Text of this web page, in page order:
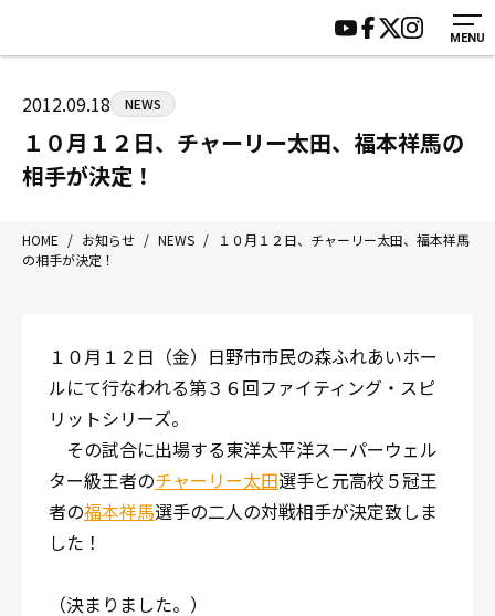
MENU
〒192-0072 東京都八王子市南町3-8 第2原嶋ビル1F
Tel/Fax：042-622-7222
営業時間：月〜土 14:00〜22:00 / 日・祝 14:00〜19:00
HOME
ジムについて
トレーニング
アマ・スパー各大会・キッズ
入会案内
見学・1日体験
施設紹介
会員様の声
サポーター募集
2012.09.18 NEWS
１０月１２日、チャーリー太田、福本祥馬の
相手が決定！
HOME / お知らせ / NEWS /
１０月１２日、チャーリー太田、福本祥馬
の相手が決定！
１０月１２日（金）日野市市民の森ふれあいホー
ルにて行なわれる第３６回ファイティング・スピ
リットシリーズ。
その試合に出場する東洋太平洋スーパーウェル
ター級王者のチャーリー太田選手と元高校５冠王
者の福本祥馬選手の二人の対戦相手が決定致しま
した！
（決まりました。）